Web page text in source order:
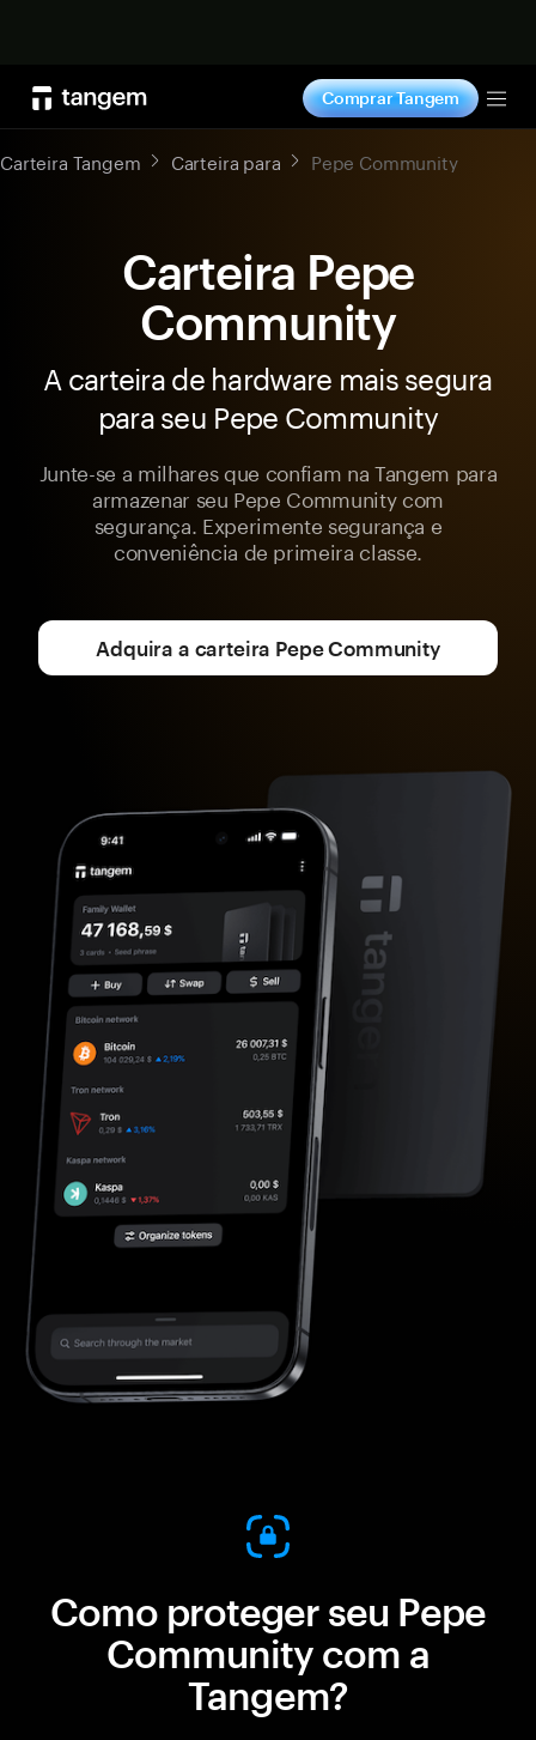
Comprar Tangem
Carteira Tangem Carteira para Pepe Community
Carteira Pepe
Community
A carteira de hardware mais segura
para seu Pepe Community
Junte-se a milhares que confiam na Tangem para
armazenar seu Pepe Community com
segurança. Experimente segurança e
conveniência de primeira classe.
Adquira a carteira Pepe Community
Como proteger seu Pepe
Community com a
Tangem?